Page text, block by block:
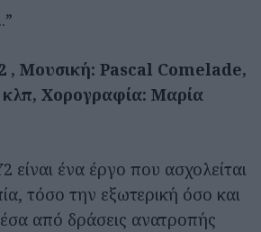
Μουσική: Pascal Comelade,
Χορογραφία: Μαρία
ένα έργο που ασχολείται
τόσο την εξωτερική όσο και
από δράσεις ανατροπής